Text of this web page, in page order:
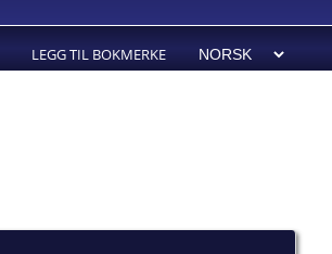
LEGG TIL BOKMERKE